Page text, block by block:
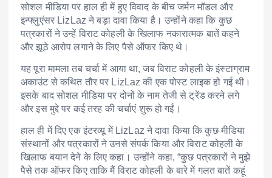
सोशल मीडिया पर हाल ही में हुए विवाद के बीच जर्मन मॉडल और
इन्फ्लुएंसर LizLaz ने बड़ा दावा किया है। उन्होंने कहा कि कुछ
पत्रकारों ने उन्हें विराट कोहली के खिलाफ नकारात्मक बातें कहने
और झूठे आरोप लगाने के लिए पैसे ऑफर किए थे।
यह पूरा मामला तब चर्चा में आया था, जब विराट कोहली के इंस्टाग्राम
अकाउंट से कथित तौर पर LizLaz की एक पोस्ट लाइक हो गई थी।
इसके बाद सोशल मीडिया पर दोनों के नाम तेजी से ट्रेंड करने लगे
और इस मुद्दे पर कई तरह की चर्चाएं शुरू हो गईं।
हाल ही में दिए एक इंटरव्यू में LizLaz ने दावा किया कि कुछ मीडिया
संस्थानों और पत्रकारों ने उनसे संपर्क किया और विराट कोहली के
खिलाफ बयान देने के लिए कहा। उन्होंने कहा, “कुछ पत्रकारों ने मुझे
पैसे तक ऑफर किए ताकि मैं विराट कोहली के बारे में गलत बातें कहूं